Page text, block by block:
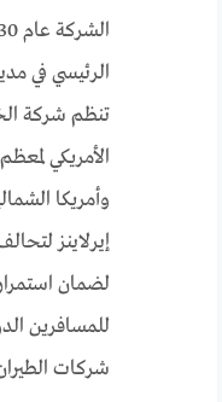
الرئيسي في
تنظم شركة
الأمريكي
وأمريكا
لضمان
للمسافرين
شركات